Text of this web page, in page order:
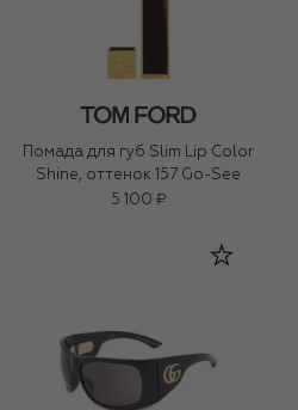
Помада для губ Slim Lip Color
Shine, оттенок 157 Go-See
5 100 ₽